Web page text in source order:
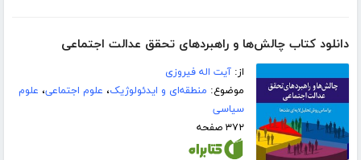
دانلود کتاب چالش‌ها و راهبردهای تحقق عدالت اجتماعی
از:آیت اله فیروزی
موضوع: منطقه‌ای و ایدئولوژیک، علوم اجتماعی، علوم
سیاسی
۳۷۲ صفحه